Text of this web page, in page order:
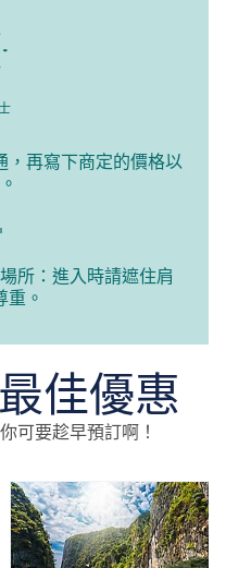
，再寫下商定的價格以
所：進入時請遮住肩
重。
最佳優惠
可要趁早預訂啊！